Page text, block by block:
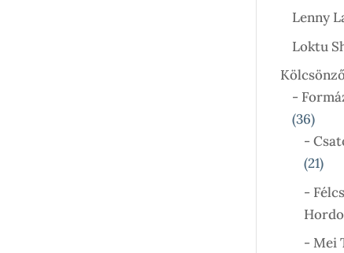
Lenny
Loktu
-
3636
-
2121
-
- Mei